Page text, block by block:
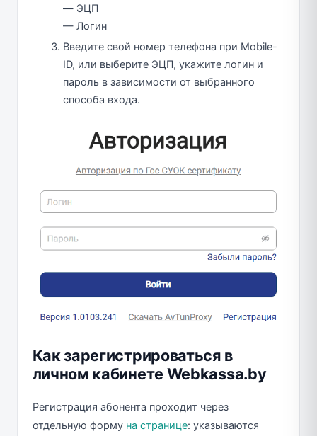
— ЭЦП
— Логин
Введите свой номер телефона при Mobile-
ID, или выберите ЭЦП, укажите логин и
пароль в зависимости от выбранного
способа входа.
Как зарегистрироваться в
личном кабинете Webkassa.by
Регистрация абонента проходит через
отдельную форму на странице: указываются